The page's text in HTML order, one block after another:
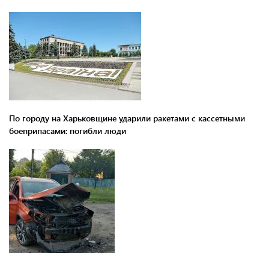
По городу на Харьковщине ударили ракетами с кассетными
боеприпасами: погибли люди